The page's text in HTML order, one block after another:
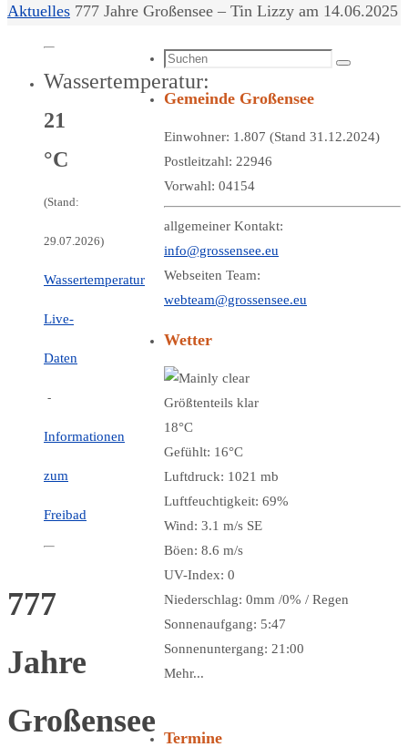
Start
Aktuelles 777 Jahre Großensee – Tin Lizzy am 14.06.2025
Wassertemperatur:
21
°C
(Stand:
29.07.2026)
Wassertemperatur
Live-
Daten
-
Informationen
zum
Freibad
777
Jahre
Großensee
Suchen
nach:
Suchen
Gemeinde Großensee
Einwohner: 1.807 (Stand 31.12.2024)
Postleitzahl: 22946
Vorwahl: 04154
allgemeiner Kontakt:
info@grossensee.eu
Webseiten Team:
webteam@grossensee.eu
Wetter
Größtenteils klar
18°C
Gefühlt: 16°C
Luftdruck: 1021 mb
Luftfeuchtigkeit: 69%
Wind: 3.1 m/s SE
Böen: 8.6 m/s
UV-Index: 0
Niederschlag: 0mm /0% / Regen
Sonnenaufgang: 5:47
Sonnenuntergang: 21:00
Mehr...
Termine